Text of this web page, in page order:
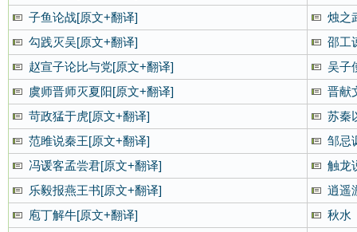
子鱼论战[原文+翻译]
烛之
勾践灭吴[原文+翻译]
邵工
赵宣子论比与党[原文+翻译]
吴子
虞师晋师灭夏阳[原文+翻译]
晋献
苛政猛于虎[原文+翻译]
苏秦
范雎说秦王[原文+翻译]
邹忌
冯谖客孟尝君[原文+翻译]
触龙
乐毅报燕王书[原文+翻译]
逍遥
庖丁解牛[原文+翻译]
秋水